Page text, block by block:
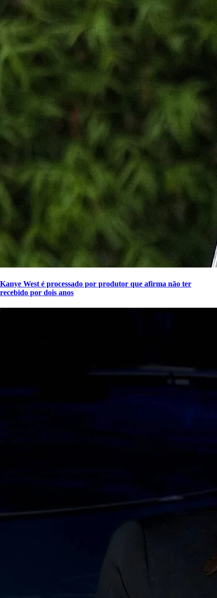
Kanye West é processado por produtor que afirma não ter
recebido por dois anos